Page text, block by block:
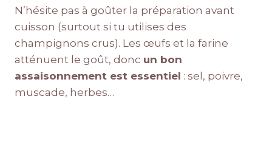
N’hésite pas à goûter la préparation avant
cuisson (surtout si tu utilises des
champignons crus). Les œufs et la farine
atténuent le goût, donc un bon
assaisonnement est essentiel : sel, poivre,
muscade, herbes…